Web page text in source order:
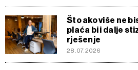
Što ako više ne
plaća bi i dalje
rješenje
28.07.2026